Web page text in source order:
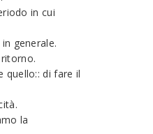
in cui
generale.
quello:: di fare il
la